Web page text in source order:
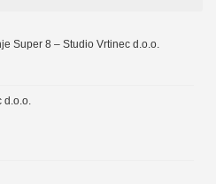
Super 8 – Studio Vrtinec d.o.o.
d.o.o.